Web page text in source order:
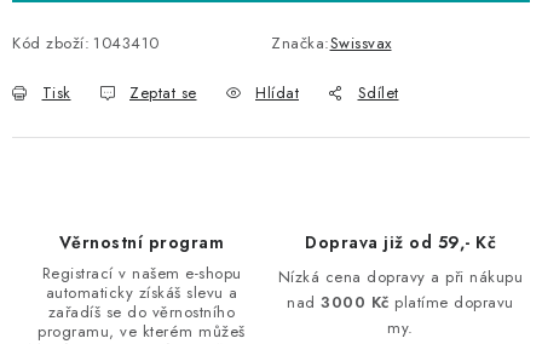
Kód zboží: 1043410 Značka:Swissvax
Tisk Zeptat se Hlídat Sdílet
Věrnostní program
Registrací v našem e-shopu
automaticky získáš slevu a
zařadíš se do věrnostního
programu, ve kterém můžeš
Doprava již od 59,- Kč
Nízká cena dopravy a při nákupu
nad3000 Kč platíme dopravu
my.